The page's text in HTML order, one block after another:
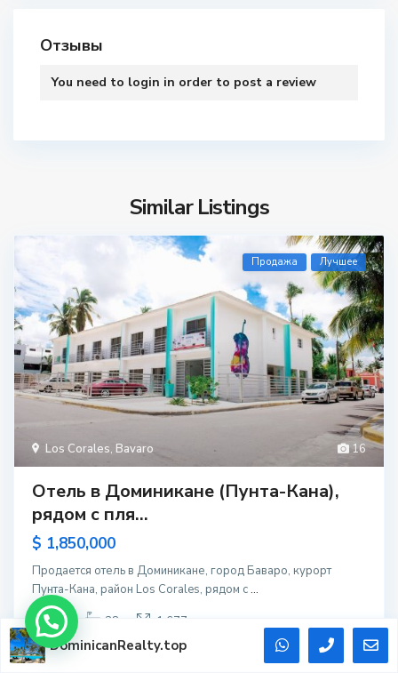
Отзывы
You need to login in order to post a review
Similar Listings
16
Los Corales, Bavaro
Продажа Лучшее
Отель в Доминикане (Пунта-Кана),
рядом с пля...
$ 1,850,000
Продается отель в Доминикане, город Баваро, курорт
Пунта-Кана, район Los Corales, рядом с...
28
28 1.677
DominicanRealty.top